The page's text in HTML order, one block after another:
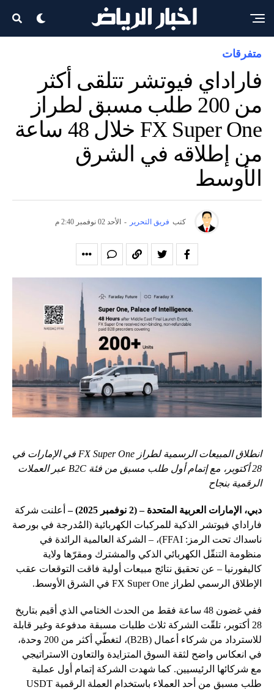
متفرقات
فاراداي فيوتشر تتلقى أكثر
من 200 طلب مسبق لطراز
FX Super One خلال 48 ساعة
من إطلاقه في الشرق
الأوسط
كتب فريق التحرير - الأحد 02 نوفمبر 2:40 م
انطلاق المبيعات الرسمية لطراز FX Super One في الإمارات في
28 أكتوبر، مع إتمام أول طلب مسبق من فئة
B2C عبر العملات
الرقمية بنجاح
دبي، الإمارات العربية المتحدة – (2 نوفمبر 2025) –
أعلنت شركة
فاراداي فيوتشر الذكية للمركبات الكهربائية (المُدرجة في بورصة
ناسداك تحت الرمز: FFAI)، – الشركة العالمية الرائدة في
منظومة التنقّل الكهربائي الذكي والمشترك ومقرّها ولاية
كاليفورنيا – عن تحقيق نتائج مبيعات أولية فاقت التوقعات عقب
الإطلاق الرسمي لطراز FX Super One في الشرق الأوسط.
ففي غضون 48 ساعة فقط من الحدث الختامي الذي أقيم بتاريخ
28 أكتوبر، تلقّت الشركة ثلاث طلبات مسبقة مدفوعة وغير قابلة
للاسترداد من شركاء أعمال (B2B)، لتغطّي أكثر من 200 وحدة،
في انعكاس واضح لثقة السوق المتزايدة والتعاون الاستراتيجي
مع شركائها الرئيسيين. كما شهدت الشركة إتمام أول عملية
طلب مسبق من أحد العملاء باستخدام العملة الرقمية USDT